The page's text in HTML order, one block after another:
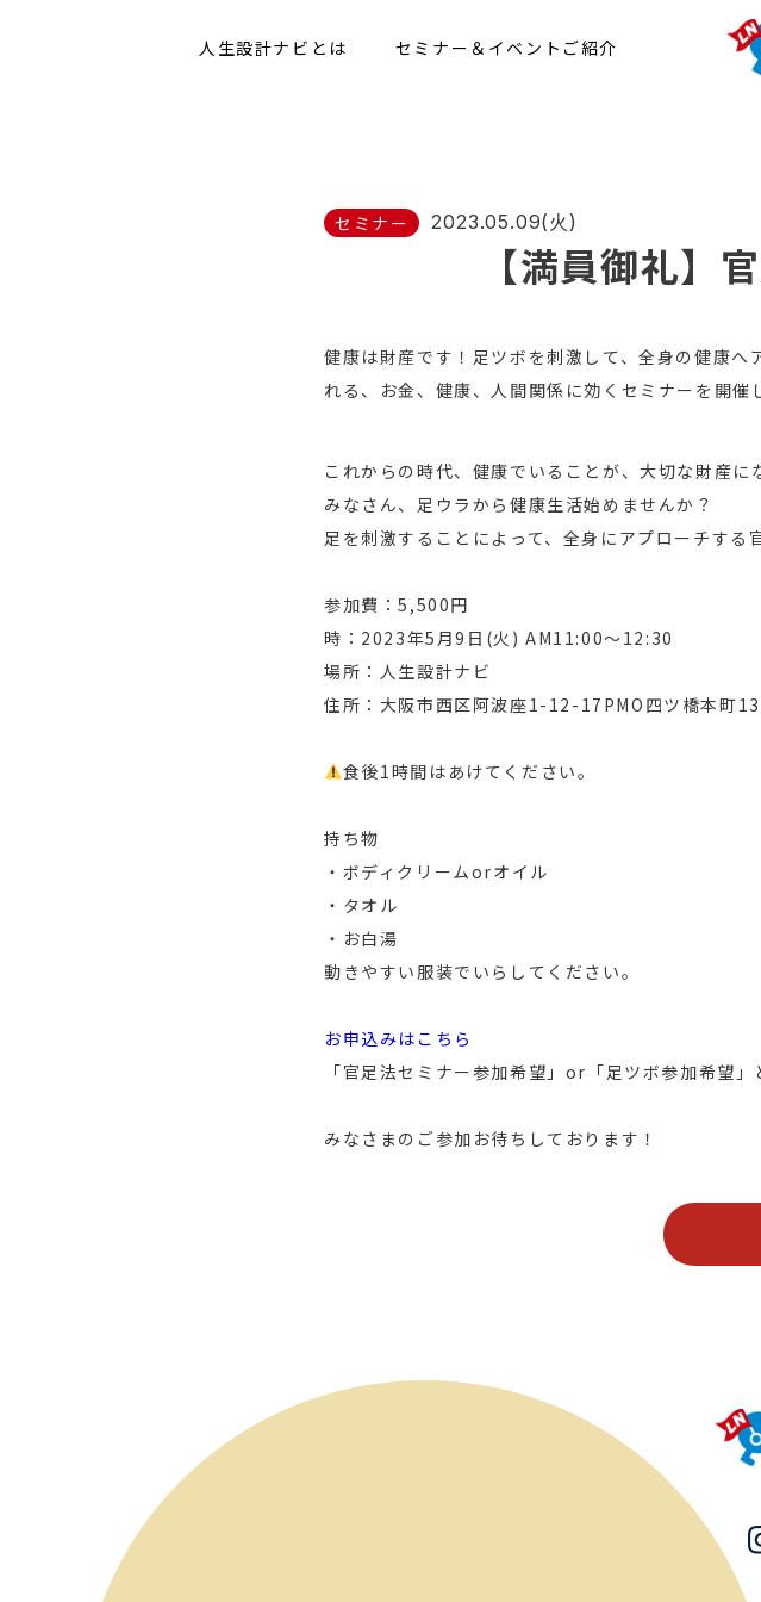
人生設計ナビとは セミナー＆イベントご紹介
セミナー 2023.05.09(火)
【満員御礼】
健康は財産です！足ツボを刺激して、全身の健康
れる、お金、健康、人間関係に効くセミナーを開催
これからの時代、健康でいることが、大切な財産に
みなさん、足ウラから健康生活始めませんか？
足を刺激することによって、全身にアプローチする
参加費：5,500円
時：2023年5月9日(火) AM11:00〜12:30
場所：人生設計ナビ
住所：大阪市西区阿波座1-12-17PMO四ツ橋本町
食後1時間はあけてください。
持ち物
・ボディクリームorオイル
・タオル
・お白湯
動きやすい服装でいらしてください。
お申込みはこちら
「官足法セミナー参加希望」or「足ツボ参加希望」
みなさまのご参加お待ちしております！